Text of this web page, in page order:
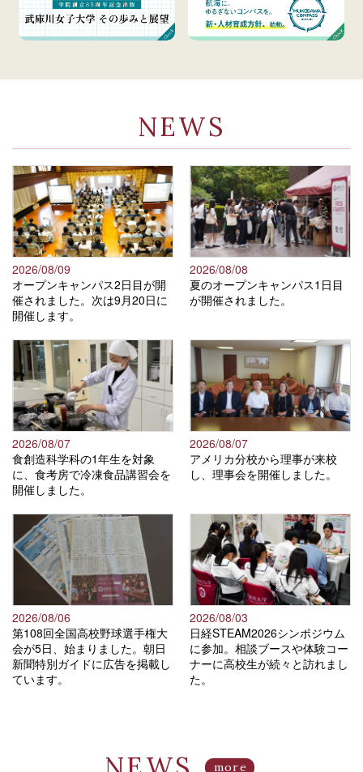
NEWS
2026/08/09
オープンキャンパス2日目が開
催されました。次は9月20日に
開催します。
2026/08/08
夏のオープンキャンパス1日目
が開催されました。
2026/08/07
食創造科学科の1年生を対象
に、食考房で冷凍食品講習会を
開催しました。
2026/08/07
アメリカ分校から理事が来校
し、理事会を開催しました。
2026/08/06
第108回全国高校野球選手権大
会が5日、始まりました。朝日
新聞特別ガイドに広告を掲載し
ています。
2026/08/03
日経STEAM2026シンポジウム
に参加。相談ブースや体験コー
ナーに高校生が続々と訪れまし
た。
more